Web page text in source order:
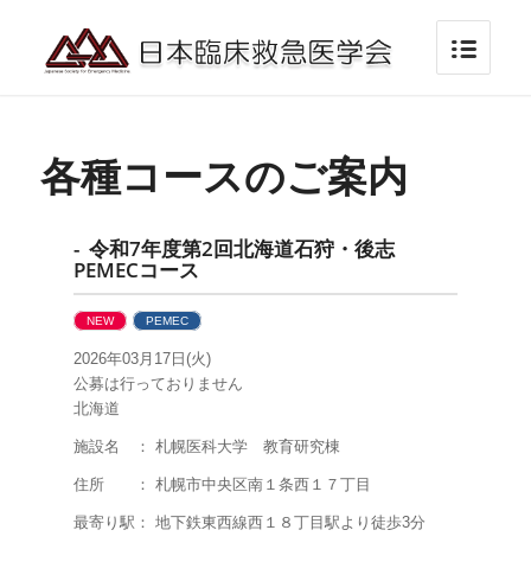
各種コースのご案内
- 令和7年度第2回北海道石狩・後志
PEMECコース
NEW PEMEC
2026年03月17日(火)
公募は行っておりません
北海道
施設名 ： 札幌医科大学 教育研究棟
住所 ： 札幌市中央区南１条西１７丁目
最寄り駅： 地下鉄東西線西１８丁目駅より徒歩3分